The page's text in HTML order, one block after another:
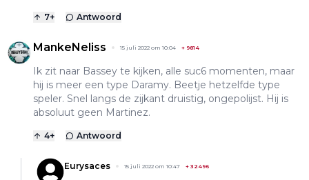
7+ Antwoord
MankeNeliss 15 juli 2022 om 10:04 + 9814
Ik zit naar Bassey te kijken, alle suc6 momenten, maar
hij is meer een type Daramy. Beetje hetzelfde type
speler. Snel langs de zijkant druistig, ongepolijst. Hij is
absoluut geen Martinez.
4+ Antwoord
Eurysaces 15 juli 2022 om 10:47 + 32496